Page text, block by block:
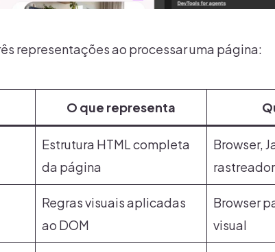
representações ao processar uma página:
O que representa
Estrutura HTML completa
da página
Browser,
Regras visuais aplicadas
ao DOM
Browser
visual